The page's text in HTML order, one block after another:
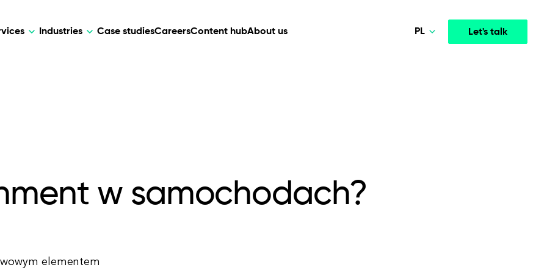
Industries Case studiesCareersContent hubAbout us Let's talk
PL
w samochodach?
elementem